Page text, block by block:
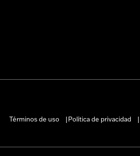
Términos de uso
Política de privacidad